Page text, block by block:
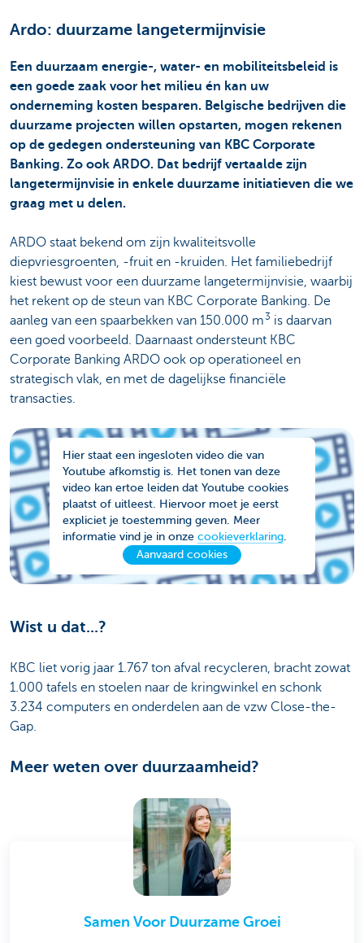
Ardo: duurzame langetermijnvisie
Een duurzaam energie-, water- en mobiliteitsbeleid is
een goede zaak voor het milieu én kan uw
onderneming kosten besparen. Belgische bedrijven die
duurzame projecten willen opstarten, mogen rekenen
op de gedegen ondersteuning van KBC Corporate
Banking. Zo ook ARDO. Dat bedrijf vertaalde zijn
langetermijnvisie in enkele duurzame initiatieven die we
graag met u delen.
ARDO staat bekend om zijn kwaliteitsvolle
diepvriesgroenten, -fruit en -kruiden. Het familiebedrijf
kiest bewust voor een duurzame langetermijnvisie, waarbij
het rekent op de steun van KBC Corporate Banking. De
aanleg van een spaarbekken van 150.000 m3 is daarvan
een goed voorbeeld. Daarnaast ondersteunt KBC
Corporate Banking ARDO ook op operationeel en
strategisch vlak, en met de dagelijkse financiële
transacties.
Hier staat een ingesloten video die van
Youtube afkomstig is. Het tonen van deze
video kan ertoe leiden dat Youtube cookies
plaatst of uitleest. Hiervoor moet je eerst
expliciet je toestemming geven. Meer
informatie vind je in onze cookieverklaring.
Aanvaard cookies
Wist u dat...?
KBC liet vorig jaar 1.767 ton afval recycleren, bracht zowat
1.000 tafels en stoelen naar de kringwinkel en schonk
3.234 computers en onderdelen aan de vzw Close-the-
Gap.
Meer weten over duurzaamheid?
Samen Voor Duurzame Groei